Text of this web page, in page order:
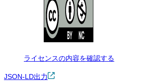
ライセンスの内容を確認する
JSON-LD出力